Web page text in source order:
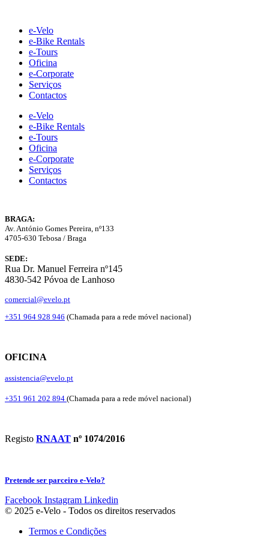
contente-Velo
e-Bike Rentals
e-Tours
Oficina
e-Corporate
Serviços
Contactos
e-Velo
e-Bike Rentals
e-Tours
Oficina
e-Corporate
Serviços
Contactos
BRAGA:
Av. António Gomes Pereira, nº133
4705-630 Tebosa / Braga
SEDE:
Rua Dr. Manuel Ferreira nº145
4830-542 Póvoa de Lanhoso
comercial@evelo.pt
+351 964 928 946 (Chamada para a rede móvel nacional)
OFICINA
assistencia@evelo.pt
+351 961 202 894 (Chamada para a rede móvel nacional)
Registo RNAAT nº 1074/2016
Pretende ser parceiro e-Velo?
Facebook Instagram Linkedin
© 2025 e-Velo - Todos os direitos reservados
Termos e Condições